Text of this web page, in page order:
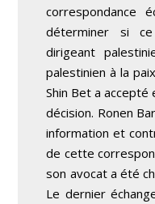
correspondance
déterminer si
dirigeant
palestinien à la
Shin Bet a
décision. Ronen
information et
de cette
son avocat a été
Le dernier